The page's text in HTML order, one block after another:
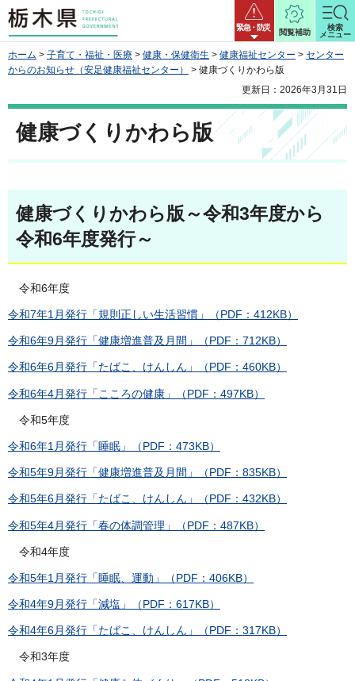
栃木県 緊急・防災
閲覧補助
検索
メニュー
ホーム > 子育て・福祉・医療 > 健康・保健衛生 > 健康福祉センター > センター
からのお知らせ（安足健康福祉センター）
> 健康づくりかわら版
更新日：2026年3月31日
健康づくりかわら版
健康づくりかわら版～令和3年度から
令和6年度発行～
令和6年度
令和7年1月発行「規則正しい生活習慣」（PDF：412KB）
令和6年9月発行「健康増進普及月間」（PDF：712KB）
令和6年6月発行「たばこ、けんしん」（PDF：460KB）
令和6年4月発行「こころの健康」（PDF：497KB）
令和5年度
令和6年1月発行「睡眠」（PDF：473KB）
令和5年9月発行「健康増進普及月間」（PDF：835KB）
令和5年6月発行「たばこ、けんしん」（PDF：432KB）
令和5年4月発行「春の体調管理」（PDF：487KB）
令和4年度
令和5年1月発行「睡眠、運動」（PDF：406KB）
令和4年9月発行「減塩」（PDF：617KB）
令和4年6月発行「たばこ、けんしん」（PDF：317KB）
令和3年度